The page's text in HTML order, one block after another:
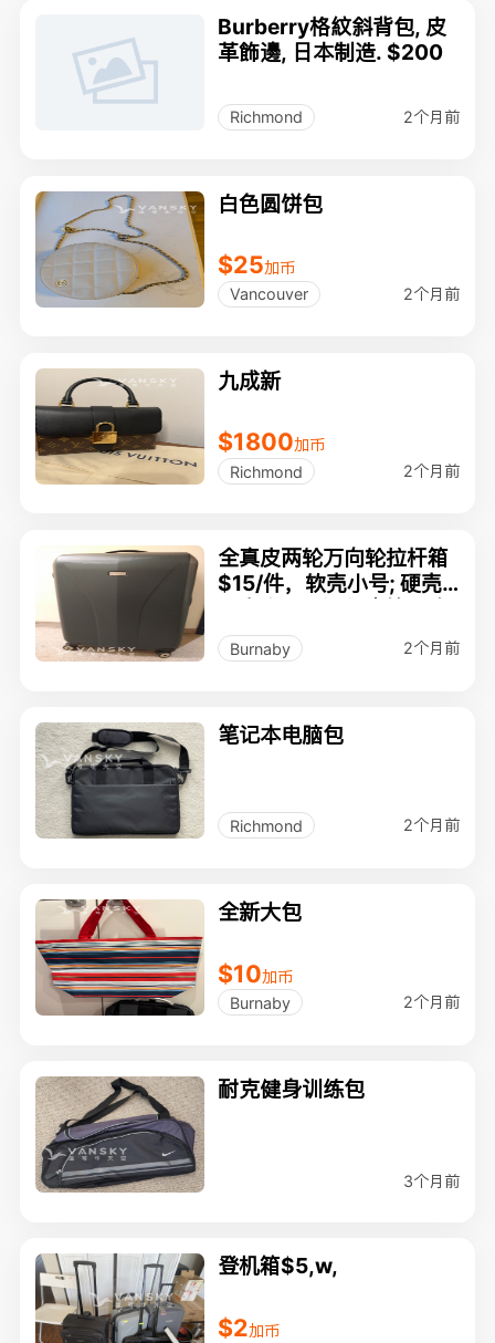
Burberry格紋斜背包, 皮
革飾邊, 日本制造. $200
Richmond 2个月前
白色圆饼包
$25加币
Vancouver
2个月前
九成新
$1800加币
Richmond
2个月前
全真皮两轮万向轮拉杆箱
$15/件，软壳小号; 硬壳,
好用正常使用
Burnaby 2个月前
笔记本电脑包
Richmond 2个月前
全新大包
$10加币
Burnaby
2个月前
耐克健身训练包
3个月前
登机箱$5,w,
$2加币